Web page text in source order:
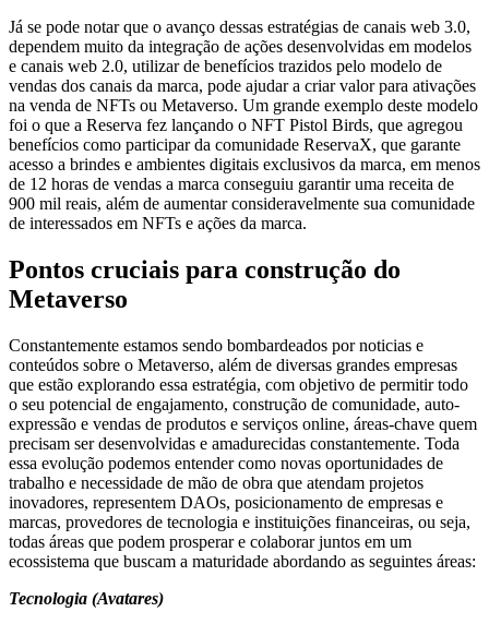
Já se pode notar que o avanço dessas estratégias de canais web 3.0,
dependem muito da integração de ações desenvolvidas em modelos
e canais web 2.0, utilizar de benefícios trazidos pelo modelo de
vendas dos canais da marca, pode ajudar a criar valor para ativações
na venda de NFTs ou Metaverso. Um grande exemplo deste modelo
foi o que a Reserva fez lançando o NFT Pistol Birds, que agregou
benefícios como participar da comunidade ReservaX, que garante
acesso a brindes e ambientes digitais exclusivos da marca, em menos
de 12 horas de vendas a marca conseguiu garantir uma receita de
900 mil reais, além de aumentar consideravelmente sua comunidade
de interessados em NFTs e ações da marca.
Pontos cruciais para construção do
Metaverso
Constantemente estamos sendo bombardeados por noticias e
conteúdos sobre o Metaverso, além de diversas grandes empresas
que estão explorando essa estratégia, com objetivo de permitir todo
o seu potencial de engajamento, construção de comunidade, auto-
expressão e vendas de produtos e serviços online, áreas-chave quem
precisam ser desenvolvidas e amadurecidas constantemente. Toda
essa evolução podemos entender como novas oportunidades de
trabalho e necessidade de mão de obra que atendam projetos
inovadores, representem DAOs, posicionamento de empresas e
marcas, provedores de tecnologia e instituições financeiras, ou seja,
todas áreas que podem prosperar e colaborar juntos em um
ecossistema que buscam a maturidade abordando as seguintes áreas:
Tecnologia (Avatares)